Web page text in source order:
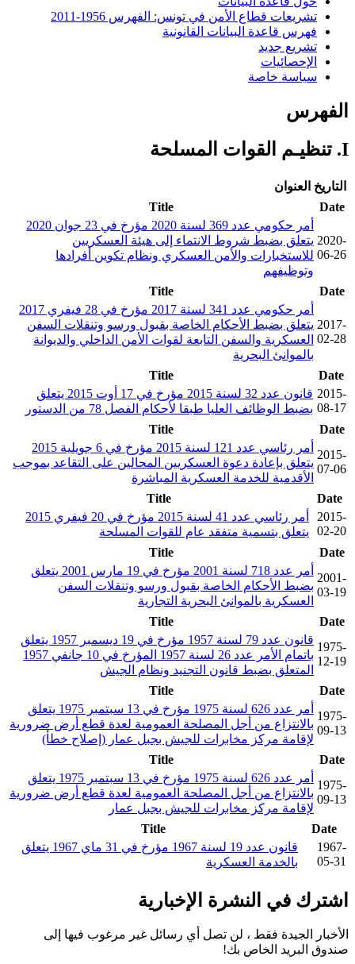
تشريعات قطاع الأمن في تونس: الفهرس 1956-2011
فهرس قاعدة البيانات القانونية
تشريع جديد
الإحصائيات
سياسة خاصة
الفهرس
I. تنظيـم القوات المسلحة
التاريخ العنوان
Date
Title
2020-
06-26
أمر حكومي عدد 369 لسنة 2020 مؤرخ في 23 جوان 2020
يتعلق بضبط شروط الانتماء إلى هيئة العسكريين
للاستخبارات والأمن العسكري ونظام تكوين أفرادها
وتوظيفهم
Date
Title
2017-
02-28
أمر حكومي عدد 341 لسنة 2017 مؤرخ في 28 فيفري 2017
يتعلق بضبط الأحكام الخاصة بقبول ورسو وتنقلات السفن
العسكرية والسفن التابعة لقوات الأمن الداخلي والديوانة
بالموانئ البحرية
Date
Title
2015-
08-17
قانون عدد 32 لسنة 2015 مؤرخ في 17 أوت 2015 يتعلق
بضبط الوظائف العليا طبقا لأحكام الفصل 78 من الدستور
Date
Title
2015-
07-06
أمر رئاسي عدد 121 لسنة 2015 مؤرخ في 6 جويلية 2015
يتعلق بإعادة دعوة العسكريين المحالين على التقاعد بموجب
الأقدمية للخدمة العسكرية المباشرة
Date
Title
2015-
02-20
أمر رئاسي عدد 41 لسنة 2015 مؤرخ في 20 فيفري 2015
يتعلق بتسمية متفقد عام للقوات المسلحة
Date
Title
2001-
03-19
أمر عدد 718 لسنة 2001 مؤرخ في 19 مارس 2001 يتعلق
بضبط الأحكام الخاصة بقبول ورسو وتنقلات السفن
العسكرية بالموانئ البحرية التجارية
Date
Title
1975-
12-19
قانون عدد 79 لسنة 1957 مؤرخ في 19 ديسمبر 1957 يتعلق
باتمام الأمر عدد 26 لسنة 1957 المؤرخ في 10 جانفي 1957
المتعلق بضبط قانون التجنيد ونظام الجيش
Date
Title
1975-
09-13
أمر عدد 626 لسنة 1975 مؤرخ في 13 سبتمبر 1975 يتعلق
بالانتزاع من أجل المصلحة العمومية لعدة قطع أرض ضرورية
لإقامة مركز مخابرات للجيش بجبل عمار (إصلاح خطأ)
Date
Title
1975-
09-13
أمر عدد 626 لسنة 1975 مؤرخ في 13 سبتمبر 1975 يتعلق
بالانتزاع من أجل المصلحة العمومية لعدة قطع أرض ضرورية
لإقامة مركز مخابرات للجيش بجبل عمار
Date
Title
1967-
05-31
قانون عدد 19 لسنة 1967 مؤرخ في 31 ماي 1967 يتعلق
بالخدمة العسكرية
اشترك في النشرة الإخبارية
الأخبار الجيدة فقط ، لن تصل أي رسائل غير مرغوب فيها إلى
صندوق البريد الخاص بك!